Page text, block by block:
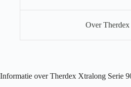
Over Therdex
Informatie over Therdex Xtralong Serie